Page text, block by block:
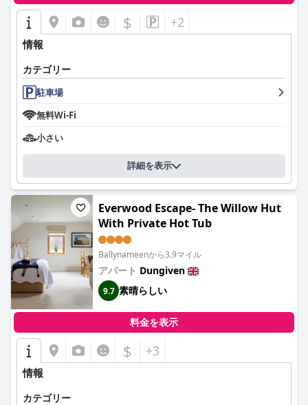
$ +2
情報
カテゴリー
駐車場
無料Wi-Fi
小さい
詳細を表示
Everwood Escape- The Willow Hut
With Private Hot Tub
Ballynameenから3.9マイル
アパート Dungiven
9.7 素晴らしい
料金を表示
$ +3
情報
カテゴリー